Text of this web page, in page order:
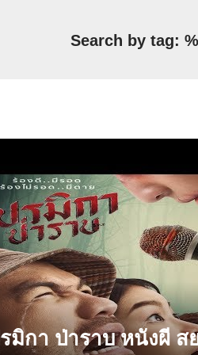
Search by tag:
รมิกา ป่าราบ หนังผี ส